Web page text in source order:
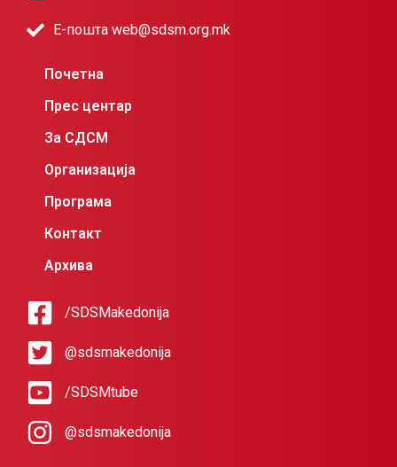
Е-пошта web@sdsm.org.mk
Почетна
Прес центар
За СДСМ
Организација
Програма
Контакт
Архива
/SDSMakedonija
@sdsmakedonija
/SDSMtube
@sdsmakedonija